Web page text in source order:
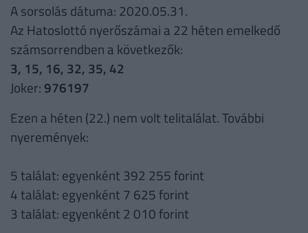
A sorsolás dátuma: 2020.05.31.
Az Hatoslottó nyerőszámai a 22 héten emelkedő
számsorrendben a következők:
3, 15, 16, 32, 35, 42
Joker: 976197
Ezen a héten (22.) nem volt telitalálat. További
nyeremények:
5 találat: egyenként 392 255 forint
4 találat: egyenként 7 625 forint
3 találat: egyenként 2 010 forint